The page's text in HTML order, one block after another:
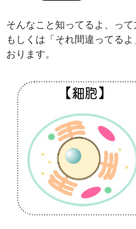
そんなこと知ってるよ、って
もしくは「それ間違ってる
おります。